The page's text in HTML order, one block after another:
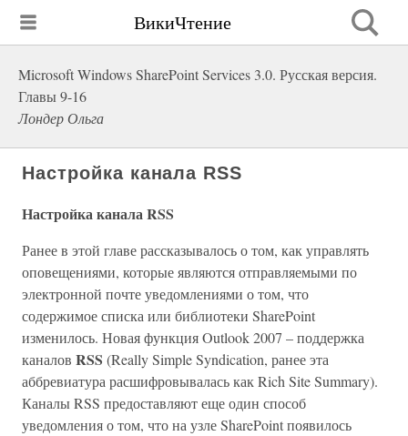
ВикиЧтение
Microsoft Windows SharePoint Services 3.0. Русская версия.
Главы 9-16
Лондер Ольга
Настройка канала RSS
Настройка канала RSS
Ранее в этой главе рассказывалось о том, как управлять
оповещениями, которые являются отправляемыми по
электронной почте уведомлениями о том, что
содержимое списка или библиотеки SharePoint
изменилось. Новая функция Outlook 2007 – поддержка
каналов RSS (Really Simple Syndication, ранее эта
аббревиатура расшифровывалась как Rich Site Summary).
Каналы RSS предоставляют еще один способ
уведомления о том, что на узле SharePoint появилось